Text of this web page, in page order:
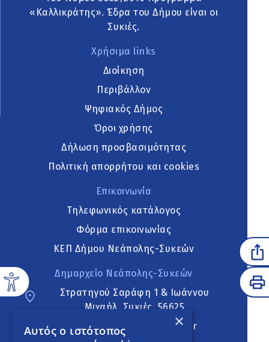
«Καλλικράτης». Έδρα του Δήμου είναι οι
Συκιές.
Χρήσιμα links
Διοίκηση
Περιβάλλον
Ψηφιακός Δήμος
Όροι χρήσης
Δήλωση προσβασιμότητας
Πολιτική απορρήτου και cookies
Επικοινωνία
Τηλεφωνικός κατάλογος
Φόρμα επικοινωνίας
ΚΕΠ Δήμου Νεάπολης-Συκεών
Δημαρχείο Νεάπολης-Συκεών
Στρατηγού Σαράφη 1 & Ιωάννου
Μιχαήλ, Συκιές, 56625
neapoli.sykies@ddt.gov.gr
×
Αυτός ο ιστότοπος